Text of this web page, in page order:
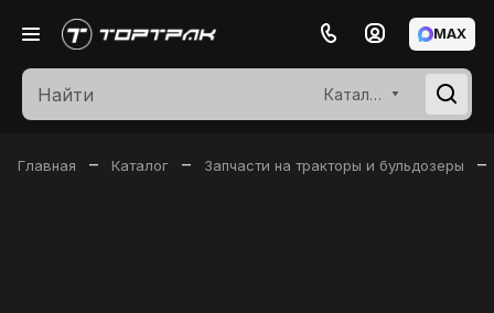
Каталог
MAX
Главная – Каталог – Запчасти на тракторы и бульдозеры –